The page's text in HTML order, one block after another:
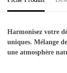
Harmonisez votre
uniques. Mélange
une atmosphère